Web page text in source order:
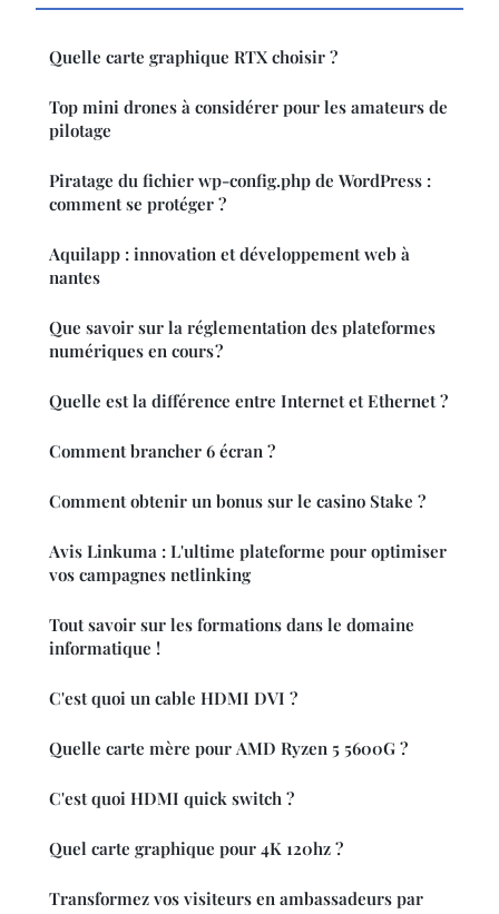
Quelle carte graphique RTX choisir ?
Top mini drones à considérer pour les amateurs de
pilotage
Piratage du fichier wp-config.php de WordPress :
comment se protéger ?
Aquilapp : innovation et développement web à
nantes
Que savoir sur la réglementation des plateformes
numériques en cours ?
Quelle est la différence entre Internet et Ethernet ?
Comment brancher 6 écran ?
Comment obtenir un bonus sur le casino Stake ?
Avis Linkuma : L'ultime plateforme pour optimiser
vos campagnes netlinking
Tout savoir sur les formations dans le domaine
informatique !
C'est quoi un cable HDMI DVI ?
Quelle carte mère pour AMD Ryzen 5 5600G ?
C'est quoi HDMI quick switch ?
Quel carte graphique pour 4K 120hz ?
Transformez vos visiteurs en ambassadeurs par